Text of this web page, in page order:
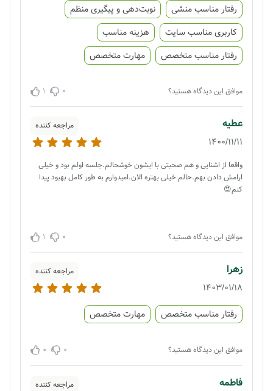
رفتار مناسب منشی
نوبت‌دهی و پیگیری منظم
کاربری مناسب سایت
هزینه مناسب
رفتار مناسب متخصص
مهارت متخصص
موافق این دیدگاه هستید؟ 0
1
عطیه مراجعه کننده
1400/11/11
واقعا از اشنایی و هم صحبتی با ایشون خوشحالم.جلسه اولم بود و خیلی
ارامش دادن بهم.حالم خیلی بهتره الان.امیدوارم به طور کامل بهبود پیدا
کنم😍
موافق این دیدگاه هستید؟ 0
1
زهرا مراجعه کننده
1403/01/18
رفتار مناسب متخصص
مهارت متخصص
موافق این دیدگاه هستید؟ 0
0
فاطمه مراجعه کننده